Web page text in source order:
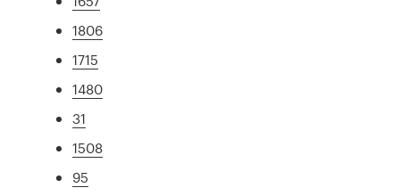
1806
1715
1480
31
1508
95